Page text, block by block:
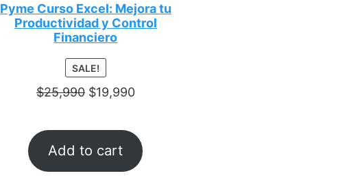
Pyme Curso Excel: Mejora tu
Productividad y Control
Financiero
SALE!PRODUCT
SALE
$25,990 $19,990
Add to cart